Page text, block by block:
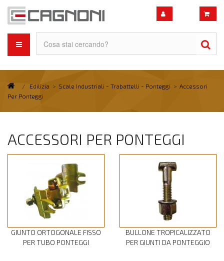
/ Edilizia > Scale Industriali - Trabattelli - Ponteggi > Accessori
Per Ponteggi
ACCESSORI PER PONTEGGI
GIUNTO ORTOGONALE FISSO
PER TUBO PONTEGGI
BULLONE TROPICALIZZATO
PER GIUNTI DA PONTEGGIO